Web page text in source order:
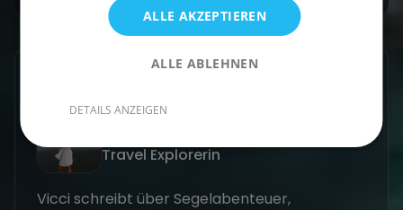
Vicci
Travel Explorerin
Vicci schreibt über Segelabenteuer,
ALLE AKZEPTIEREN
ALLE ABLEHNEN
DETAILS ANZEIGEN